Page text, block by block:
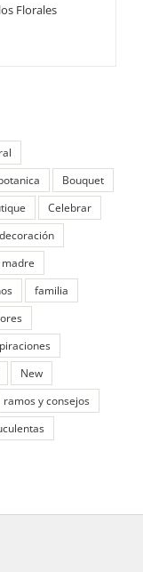
Florales
Bouquet
Celebrar
decoración
familia
New
ramos y consejos